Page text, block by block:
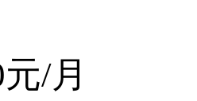
/月